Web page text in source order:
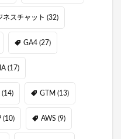
ネスチャット (32)
GA4 (27)
(17)
(14) GTM (13)
(10) AWS (9)